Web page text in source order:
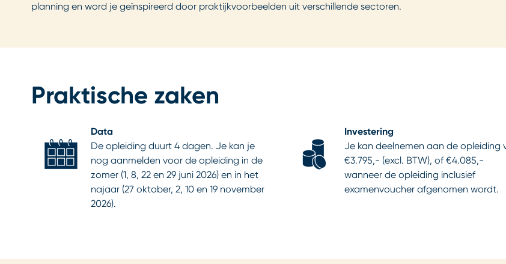
planning en word je geïnspireerd door praktijkvoorbeelden uit verschillende sectoren.
Praktische zaken
Data
De opleiding duurt 4 dagen. Je kan je
nog aanmelden voor de opleiding in de
zomer (1, 8, 22 en 29 juni 2026) en in het
najaar (27 oktober, 2, 10 en 19 november
2026).
Investering
Je kan deelnemen aan de opleiding
€3.795,- (excl. BTW), of €4.085,-
wanneer de opleiding inclusief
examenvoucher afgenomen wordt.